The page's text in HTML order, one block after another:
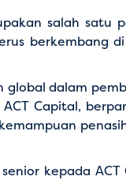
salah satu
berkembang
dalam
Capital,
kepada ACT